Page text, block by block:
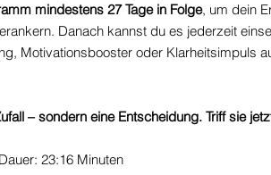
mindestens 27 Tage in Folge, um dein
Danach kannst du es jederzeit
Motivationsbooster oder Klarheitsimpuls
– sondern eine Entscheidung. Triff sie
23:16 Minuten